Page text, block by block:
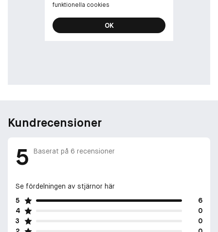
funktionella cookies
OK
Kundrecensioner
5 Baserat på 6 recensioner
Se fördelningen av stjärnor här
5
6
4
0
3
0